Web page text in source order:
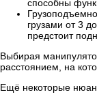
способны
грузами от 3
предстоит
Выбирая
расстоянием, на
Ещё некоторые